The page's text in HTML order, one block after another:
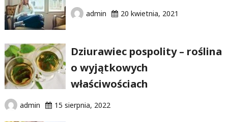
admin 20 kwietnia, 2021
Dziurawiec pospolity – roślina
o wyjątkowych
właściwościach
admin 15 sierpnia, 2022